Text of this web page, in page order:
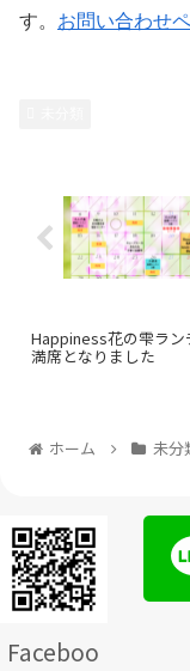
す。 お問い合わせ
Happiness花の雫ラン
満席となりました
ホーム 未分
Faceboo